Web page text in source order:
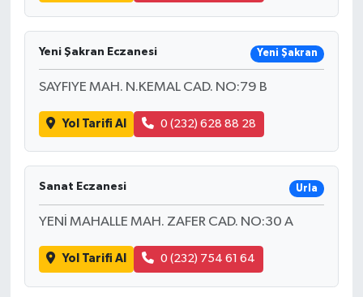
Yeni Şakran Eczanesi Yeni Şakran
SAYFIYE MAH. N.KEMAL CAD. NO:79 B
Yol Tarifi Al 0 (232) 628 88 28
Sanat Eczanesi Urla
YENİ MAHALLE MAH. ZAFER CAD. NO:30 A
Yol Tarifi Al 0 (232) 754 61 64